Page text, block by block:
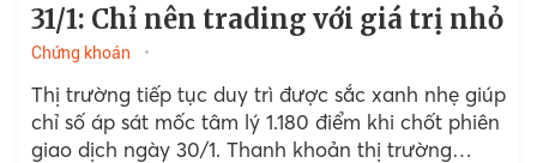
31/1: Chỉ nên trading với giá trị nhỏ
Chứng khoán
Thị trường tiếp tục duy trì được sắc xanh nhẹ giúp
chỉ số áp sát mốc tâm lý 1.180 điểm khi chốt phiên
giao dịch ngày 30/1. Thanh khoản thị trường